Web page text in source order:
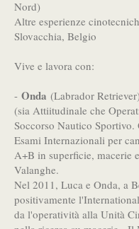
Nord)
Altre esperienze
Slovacchia, Belgio
Vive e lavora con:
- Onda (Labrador
(sia Attiitudinale che
Soccorso Nautico
Esami Internazionali per
A+B in superficie, macerie
Valanghe.
Nel 2011, Luca e Onda, a
positivamente
da l'operatività alla Unità